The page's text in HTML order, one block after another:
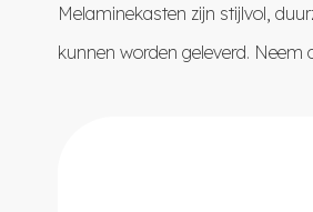
Melaminekasten zijn stijlvol,
kunnen worden geleverd. Neem